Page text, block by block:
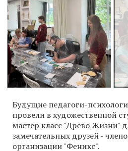
Будущие педагоги-
провели в художественной
мастер класс "Древо Жизни"
замечательных друзей -
организации "Феникс".